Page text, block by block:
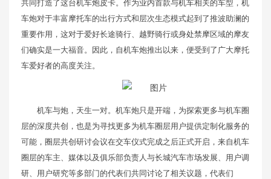
共同打造了这台机车炮皮卡。作为业内首款与机车相关的车型，机
车炮对于丰富摩托车的出行方式和层次生态模式起到了推波助澜的
重要作用，这对于爱好长途骑行、越野骑行或身处禁摩区域的摩友
们确实是一大福音。因此，自机车炮推出以来，便受到了广大摩托
车爱好者的高度关注。
机车与炮，天生一对。机车炮只是开端，为探索更多与机车圈
层的深度共创，也是为寻找更多为机车圈层用户提供定制化服务的
可能，圈层共创研讨会议在交车仪式完成之后正式开启，来自机车
圈层的车主、媒体以及俱乐部负责人与长城汽车市场发展、用户调
研、用户研究等多部门的代表们共同讨论了相关议题，代表们